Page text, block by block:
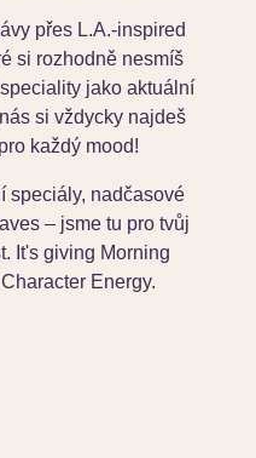
přes L.A.-inspired
si rozhodně nesmíš
jako aktuální
si vždycky najdeš
každý mood!
speciály, nadčasové
– jsme tu pro tvůj
It's giving Morning
Energy.